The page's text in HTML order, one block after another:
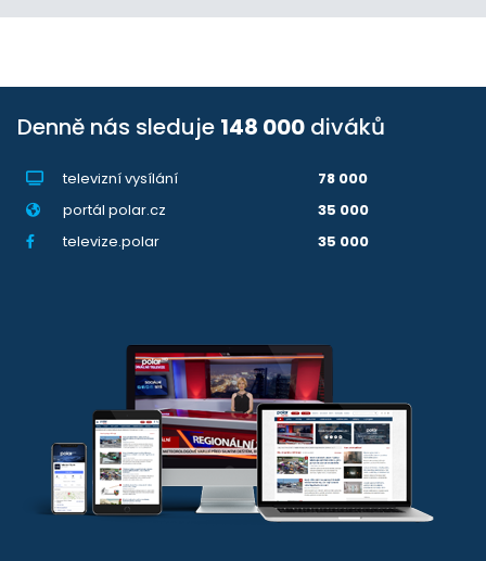
Denně nás sleduje 148 000 diváků
televizní vysílání
78 000
portál polar.cz
35 000
televize.polar
35 000